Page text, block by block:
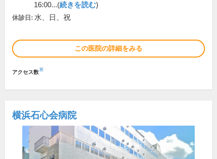
16:00...(続きを読む)
休診日: 水、日、祝
この医院の詳細をみる
アクセス数※
横浜石心会病院